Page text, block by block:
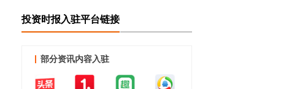
投资时报入驻平台链接
部分资讯内容入驻